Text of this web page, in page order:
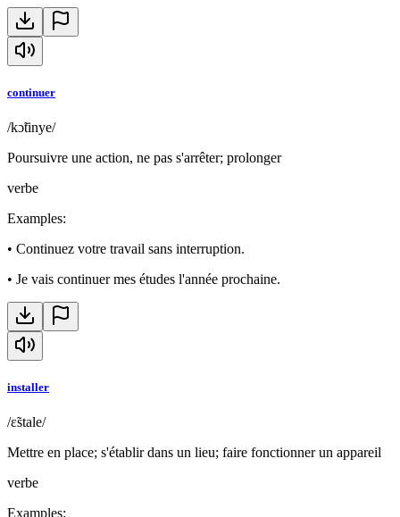
continuer
/kɔ̃tinye/
Poursuivre une action, ne pas s'arrêter; prolonger
verbe
Examples:
• Continuez votre travail sans interruption.
• Je vais continuer mes études l'année prochaine.
installer
/ɛ̃stale/
Mettre en place; s'établir dans un lieu; faire fonctionner un appareil
verbe
Examples: